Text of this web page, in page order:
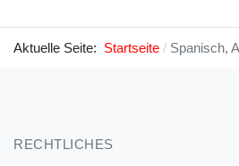
Aktuelle Seite: Startseite Spanisch,
RECHTLICHES